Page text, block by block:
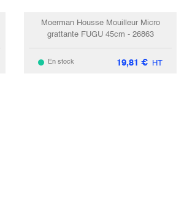
Moerman Housse Mouilleur Micro
grattante FUGU 45cm - 26863
En stock 19,81 € HT